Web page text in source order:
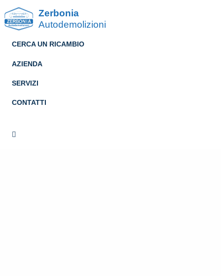
Zerbonia
Autodemolizioni
CERCA UN RICAMBIO
AZIENDA
SERVIZI
CONTATTI